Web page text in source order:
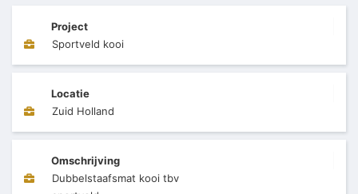
Project
Sportveld kooi
Locatie
Zuid Holland
Omschrijving
Dubbelstaafsmat kooi tbv